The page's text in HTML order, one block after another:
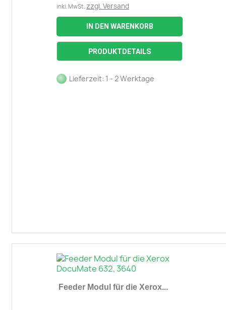
inkl. MwSt. zzgl. Versand
IN DEN WARENKORB
PRODUKTDETAILS
Lieferzeit: 1 - 2 Werktage
Feeder Modul für die Xerox...